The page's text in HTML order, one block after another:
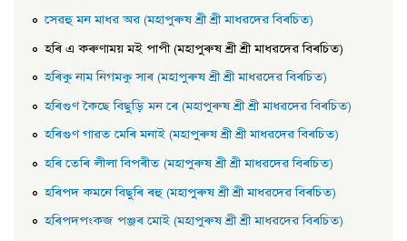
সেৱহু মন মাধৱ অৱ (মহাপুৰুষ শ্ৰী শ্ৰী মাধৱদেৱ বিৰচিত)
হৰি এ কৰুণাময় মই পাপী (মহাপুৰুষ শ্ৰী শ্ৰী মাধৱদেৱ বিৰচিত)
হৰিকু নাম নিগমকু সাৰ (মহাপুৰুষ শ্ৰী শ্ৰী মাধৱদেৱ বিৰচিত)
হৰিগুণ কৈছে বিছুড়ি মন ৰে (মহাপুৰুষ শ্ৰী শ্ৰী মাধৱদেৱ বিৰচিত)
হৰিগুণ গাৱত মেৰি মনাই (মহাপুৰুষ শ্ৰী শ্ৰী মাধৱদেৱ বিৰচিত)
হৰি তেৰি লীলা বিপৰীত (মহাপুৰুষ শ্ৰী শ্ৰী মাধৱদেৱ বিৰচিত)
হৰিপদ কমনে বিছুৰি ৰহু (মহাপুৰুষ শ্ৰী শ্ৰী মাধৱদেৱ বিৰচিত)
হৰিপদপংকজ পঞ্জৰ মােই (মহাপুৰুষ শ্ৰী শ্ৰী মাধৱদেৱ বিৰচিত)